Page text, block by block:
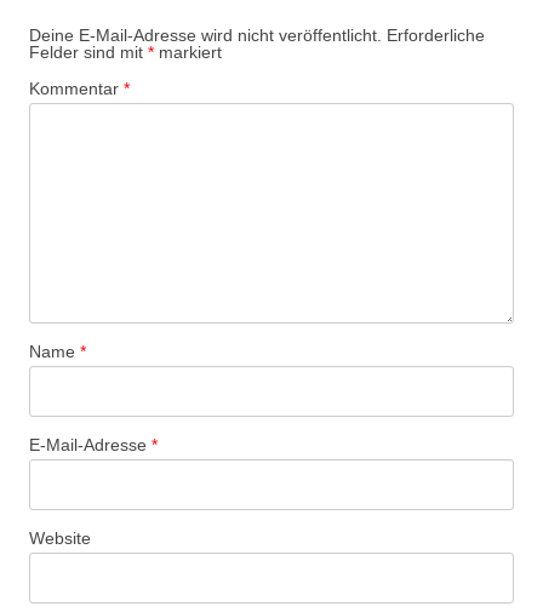
Deine E-Mail-Adresse wird nicht veröffentlicht. Erforderliche
Felder sind mit * markiert
Kommentar *
Name *
E-Mail-Adresse *
Website